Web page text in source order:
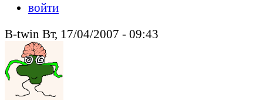
войти
B-twin Вт, 17/04/2007 - 09:43